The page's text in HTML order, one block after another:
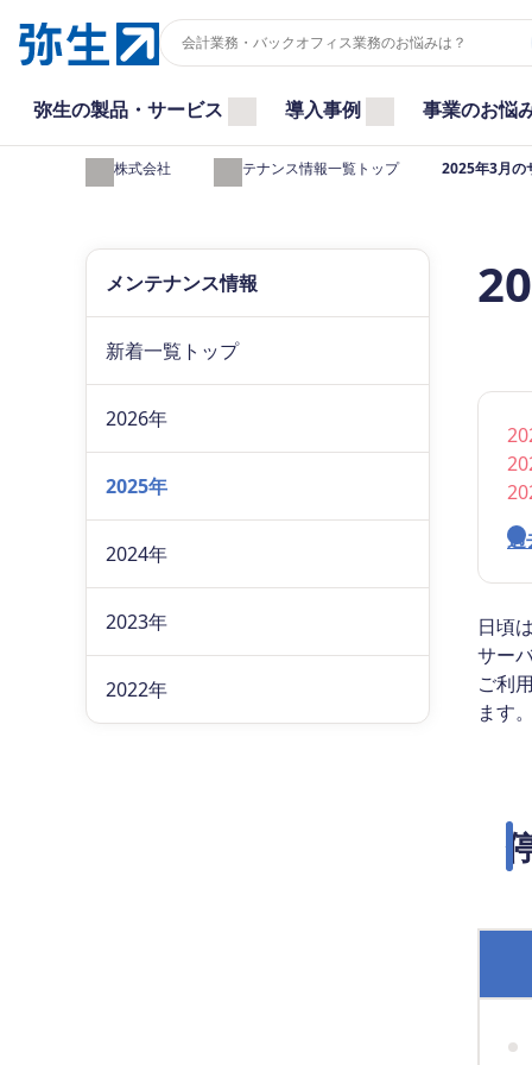
弥生の製品・サービス 導入事例 事業のお悩
弥生株式会社 メンテナンス情報一覧トップ 2025年3月の
過
日頃
サー
ご利
ます
メンテナンス情報
新着一覧トップ
2026年
2025年
2024年
2023年
2022年